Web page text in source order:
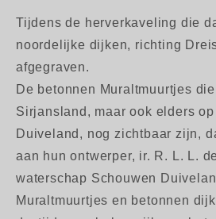
Tijdens de herverkaveling die
noordelijke dijken, richting
afgegraven.
De betonnen Muraltmuurtjes
Sirjansland, maar ook elders
Duiveland, nog zichtbaar zijn,
aan hun ontwerper, ir. R. L. L.
waterschap Schouwen
Muraltmuurtjes en betonnen